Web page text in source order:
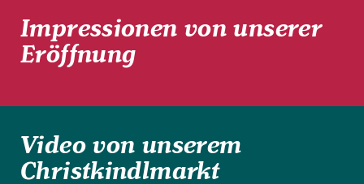
Impressionen von unserer
Eröffnung
Video von unserem
Christkindlmarkt